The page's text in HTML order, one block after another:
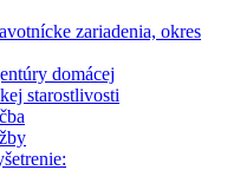
zariadenia, okres
domácej
starostlivosti